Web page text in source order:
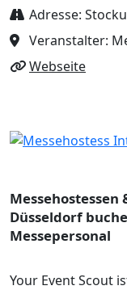
Adresse:
Veranstalter:
Webseite
Düsseldorf
Messepersonal
Your Event Scout